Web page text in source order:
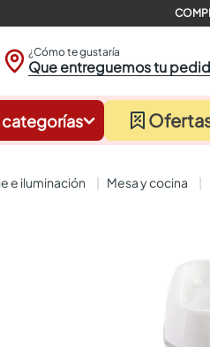
¿Cómo te gustaría
Que entreguemos tu
categorías
e iluminación mesa y cocina